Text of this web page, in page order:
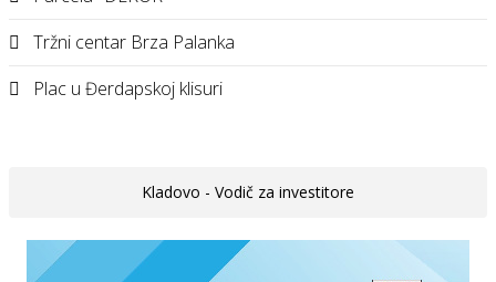
Tržni centar Brza Palanka
Plac u Đerdapskoj klisuri
Kladovo - Vodič za investitore